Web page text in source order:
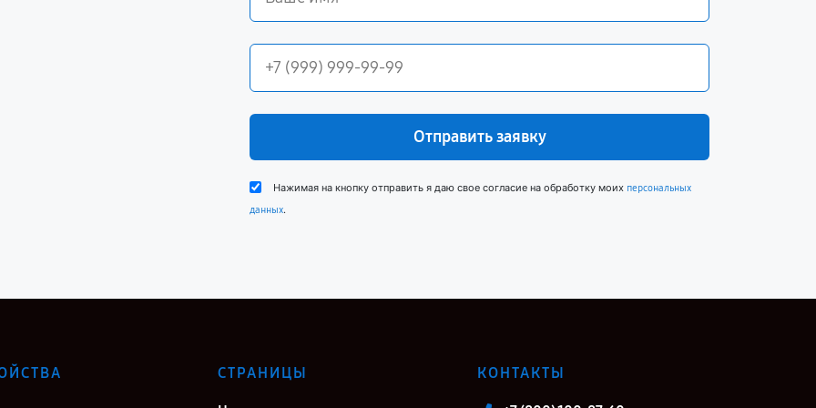
Отправить заявку
Нажимая на кнопку отправить я даю свое согласие на обработку моих персональных
данных.
СТРАНИЦЫ КОНТАКТЫ